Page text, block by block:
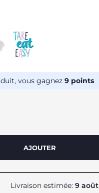
vous gagnez 9 points
AJOUTER
Livraison estimée: 9 août